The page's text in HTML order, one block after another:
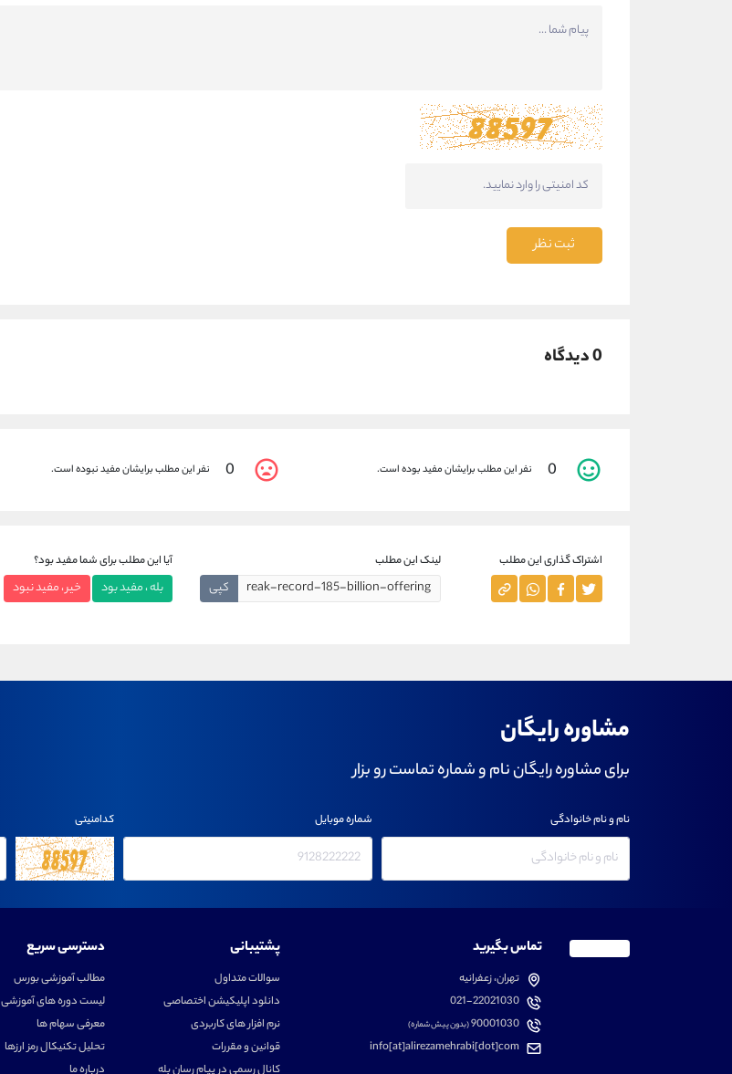
ثبت نظر
0 دیدگاه
0 نفر این مطلب برایشان مفید بوده است. 0 نفر این مطلب برایشان مفید نبوده است.
اشتراک گذاری این مطلب لینک این مطلب
کپی
آیا این مطلب برای شما مفید بود؟
بله ، مفید بود خیر ، مفید نبود
مشاوره رایگان
برای مشاوره رایگان نام و شماره تماست رو بزار
نام و نام خانوادگی شماره موبایل کدامنیتی
تماس بگیرید
تهران، زعفرانیه
021-22021030
90001030(بدون پیش شماره)
info[at]alirezamehrabi[dot]com
پشتیبانی
سوالات متداول
دانلود اپلیکیشن اختصاصی
نرم افزار های کاربردی
قوانین و مقررات
کانال رسمی در پیام رسان بله
دسترسی سریع
مطالب آموزشی بورس
لیست دوره های آموزشی
معرفی سهام ها
تحلیل تکنیکال رمز ارزها
درباره ما